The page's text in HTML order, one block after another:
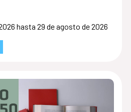
hasta 29 de agosto de 2026